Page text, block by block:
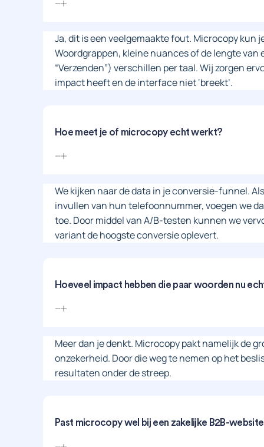
Ja, dit is een veelgemaakte fout. Microcopy kun
Woordgrappen, kleine nuances of de lengte van
“Verzenden”) verschillen per taal. Wij zorgen
impact heeft en de interface niet ‘breekt’.
Hoe meet je of microcopy echt werkt?
We kijken naar de data in je conversie-funnel.
invullen van hun telefoonnummer, voegen we
toe. Door middel van A/B-testen kunnen we
variant de hoogste conversie oplevert.
Hoeveel impact hebben die paar woorden nu
Meer dan je denkt. Microcopy pakt namelijk de
onzekerheid. Door die weg te nemen op het
resultaten onder de streep.
Past microcopy wel bij een zakelijke B2B-